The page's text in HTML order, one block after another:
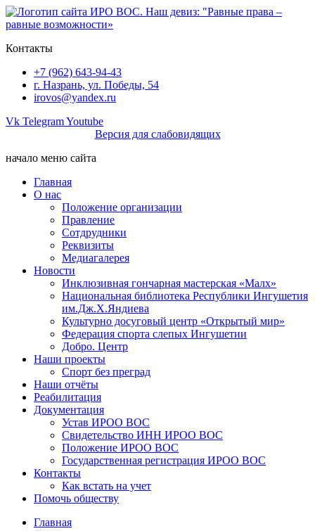
Перейти
к
Контакты
+7 (962) 643-94-43
г. Назрань, ул. Победы, 54
irovos@yandex.ru
Vk TelegramYoutube
Версия для слабовидящих
начало меню сайта
Главная
О нас
Положение организации
Правление
Сотдрудники
Реквизиты
Медиагалерея
Новости
Инклюзивная гончарная мастерская «Малх»
Национальная библиотека Республики Ингушетия
им.Дж.Х.Яндиева
Культурно досуговый центр «Открытый мир»
Федерация спорта слепых Ингушетии
Добро. Центр
Наши проекты
Спорт без преград
Наши отчёты
Реабилитация
Документация
Устав ИРОО ВОС
Свидетельство ИНН ИРОО ВОС
Положение ИРОО ВОС
Государственная регистрация ИРОО ВОС
Контакты
Как встать на учет
Помочь обществу
Главная